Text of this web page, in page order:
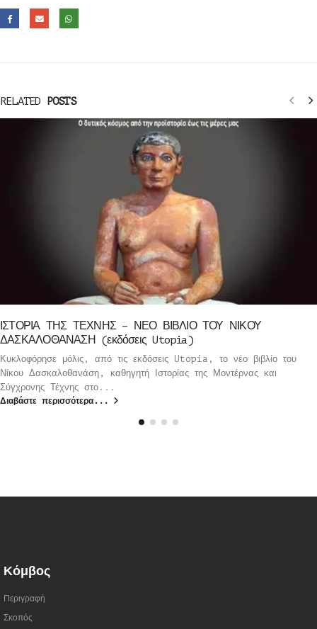
RELATED POSTS
ΙΣΤΟΡΙΑ ΤΗΣ ΤΕΧΝΗΣ – ΝΕΟ ΒΙΒΛΙΟ ΤΟΥ ΝΙΚΟΥ
ΔΑΣΚΑΛΟΘΑΝΑΣΗ (εκδόσεις Utopia)
Κυκλοφόρησε μόλις, από τις εκδόσεις Utopia, το νέο βιβλίο του
Νίκου Δασκαλοθανάση, καθηγητή Ιστορίας της Μοντέρνας και
Σύγχρονης Τέχνης στο...
Διαβάστε περισσότερα...
Κόμβος
Περιγραφή
Σκοπός